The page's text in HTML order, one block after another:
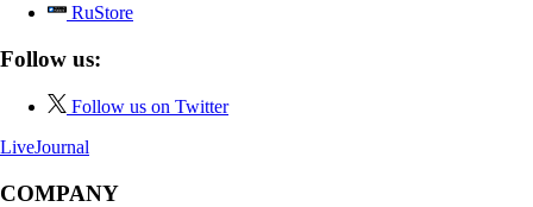
RuStore
Follow us:
Follow us on Twitter
LiveJournal
COMPANY